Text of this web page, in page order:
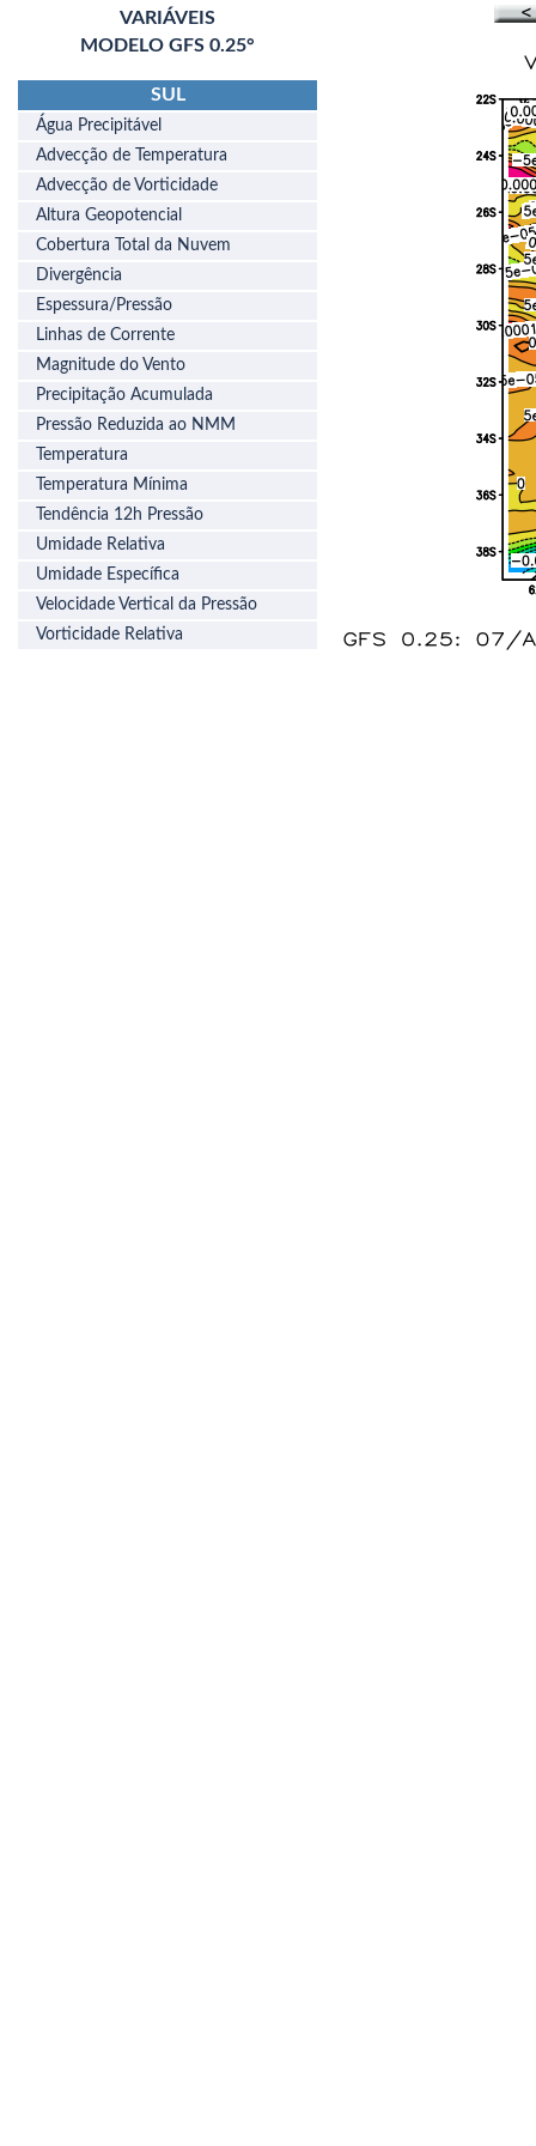
VARIÁVEIS
MODELO GFS 0.25°
SUL
Água Precipitável
Advecção de Temperatura
Advecção de Vorticidade
Altura Geopotencial
Cobertura Total da Nuvem
Divergência
Espessura/Pressão
Linhas de Corrente
Magnitude do Vento
Precipitação Acumulada
Pressão Reduzida ao NMM
Temperatura
Temperatura Mínima
Tendência 12h Pressão
Umidade Relativa
Umidade Específica
Velocidade Vertical da Pressão
Vorticidade Relativa